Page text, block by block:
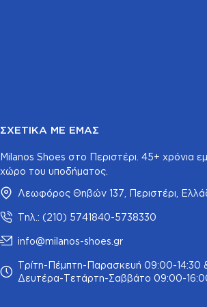
ΣΧΕΤΙΚΆ ΜΕ ΕΜΆΣ
Milanos Shoes στο Περιστέρι. 45+ χρόνια
χώρο του υποδήματος.
Λεωφόρος Θηβών 137, Περιστέρι,
Τηλ.: (210) 5741840-5738330
info@milanos-shoes.gr
Τρίτη-Πέμπτη-Παρασκευή 09:00-14:30
Δευτέρα-Τετάρτη-Σαββάτο 09:00-